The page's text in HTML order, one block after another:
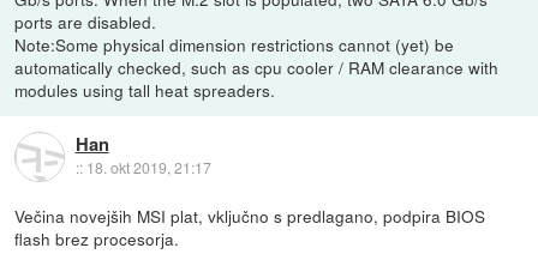
ports are disabled.
Note:Some physical dimension restrictions cannot (yet) be
automatically checked, such as cpu cooler / RAM clearance with
modules using tall heat spreaders.
Han
:: 18. okt 2019, 21:17
Večina novejših MSI plat, vključno s predlagano, podpira BIOS
flash brez procesorja.